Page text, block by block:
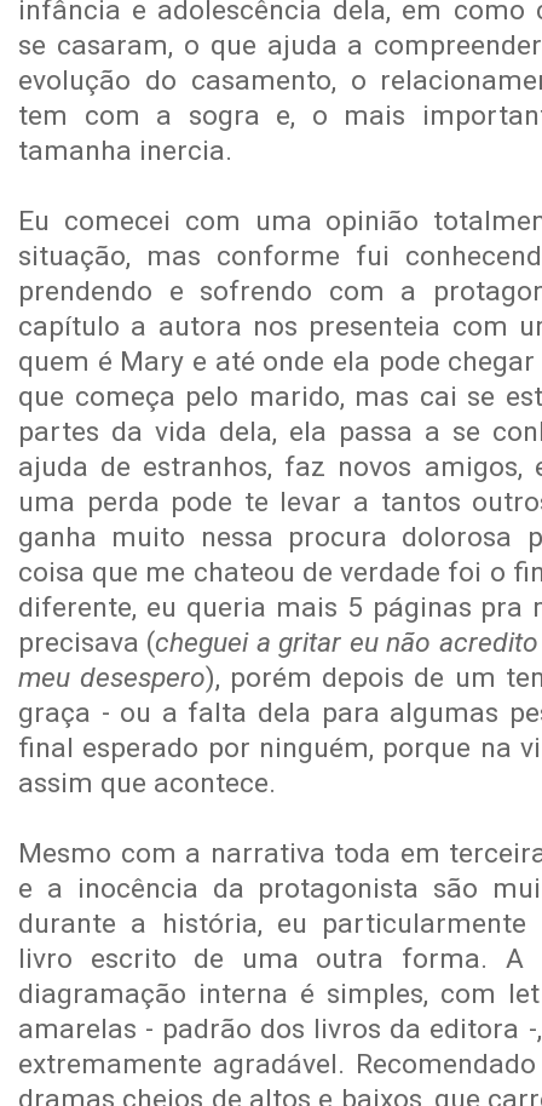
infância e adolescência dela, em como
se casaram, o que ajuda a
evolução do casamento, o
tem com a sogra e, o mais
tamanha inercia.
Eu comecei com uma opinião
situação, mas conforme fui
prendendo e sofrendo com a
capítulo a autora nos presenteia com
quem é Mary e até onde ela pode
que começa pelo marido, mas cai se
partes da vida dela, ela passa a se
ajuda de estranhos, faz novos
uma perda pode te levar a tantos
ganha muito nessa procura dolorosa
coisa que me chateou de verdade foi o
diferente, eu queria mais 5 páginas pra
precisava (cheguei a gritar eu não
meu desespero), porém depois de um
graça - ou a falta dela para algumas
final esperado por ninguém, porque na
assim que acontece.
Mesmo com a narrativa toda em
e a inocência da protagonista são
durante a história, eu particularmente
livro escrito de uma outra forma. A
diagramação interna é simples, com
amarelas - padrão dos livros da editora
extremamente agradável.
dramas cheios de altos e baixos, que